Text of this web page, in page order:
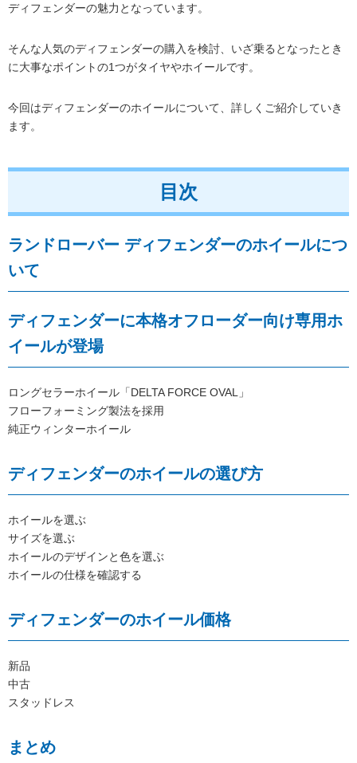
ディフェンダーの魅力となっています。
そんな人気のディフェンダーの購入を検討、いざ乗るとなったとき
に大事なポイントの1つがタイヤやホイールです。
今回はディフェンダーのホイールについて、詳しくご紹介していき
ます。
目次
ランドローバー ディフェンダーのホイールにつ
いて
ディフェンダーに本格オフローダー向け専用ホ
イールが登場
ロングセラーホイール「DELTA FORCE OVAL」
フローフォーミング製法を採用
純正ウィンターホイール
ディフェンダーのホイールの選び方
ホイールを選ぶ
サイズを選ぶ
ホイールのデザインと色を選ぶ
ホイールの仕様を確認する
ディフェンダーのホイール価格
新品
中古
スタッドレス
まとめ